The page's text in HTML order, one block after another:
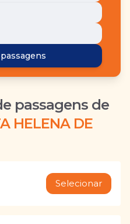
passagens de
HELENA DE
Selecionar